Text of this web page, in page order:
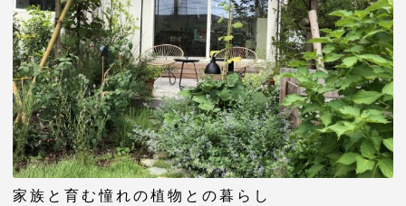
家族と育む憧れの植物との暮らし